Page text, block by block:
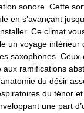
sonore. Cette
en s’avançant
Ce climat
un voyage intérieur
saxophones.
aux ramifications
du désir
du ténor
une part